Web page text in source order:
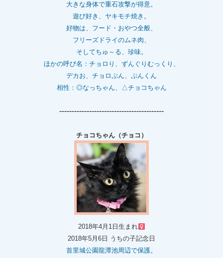
大きな身体で重石攻撃が得意。
遊び好き、ヤキモチ焼き。
好物は、フード・おやつ全般、
フリーズドライのムネ肉、
そしてちゅ～る、珍味。
ほかの呼び名：チョロり、ずんぐりむっくり、
デカお、チョロぷん、ぷんくん
相性： ◎なっちゃん、△チョコちゃん
------------------------------------------
チョコちゃん（チョコ）
2018年4月1日生まれ
2018年5月6日 うちの子記念日
首里城公園龍潭池周辺で保護。